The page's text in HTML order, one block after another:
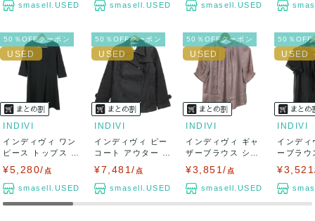
smasell.USED smasell.USED smasell.USED
50％OFFクーポン
INDIVI
インディヴィ ワン
ピース トップス 長
¥5,280/ 点
smasell.USED
50％OFFクーポン
INDIVI
インディヴィ ピー
コート アウター ス
¥7,481/ 点
smasell.USED
50％OFFクーポン
INDIVI
インディヴィ ギャ
ザーブラウス シャ
¥3,851/ 点
smasell.USED
50％OFF
INDIVI
インディ
ーブラウ